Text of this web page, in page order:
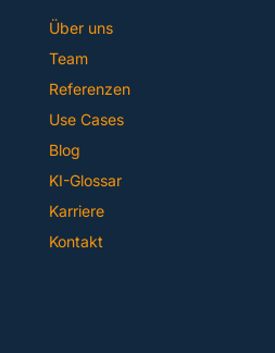
Über uns
Team
Referenzen
Use Cases
Blog
KI-Glossar
Karriere
Kontakt